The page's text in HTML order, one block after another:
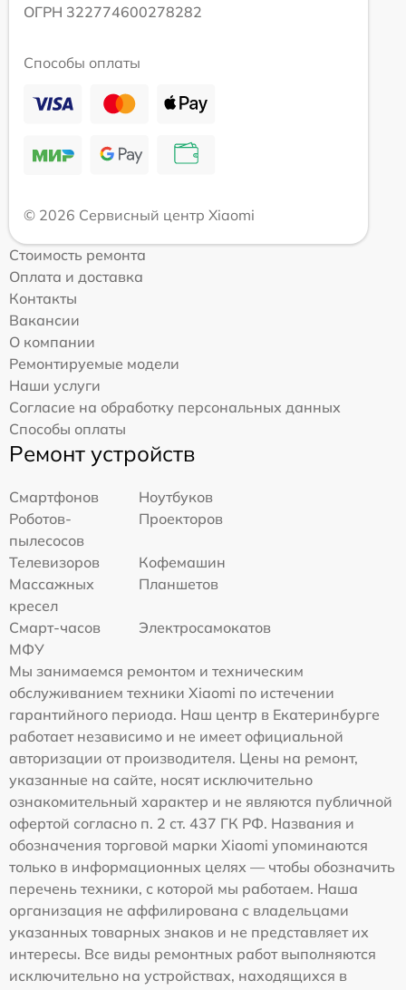
ОГРН 322774600278282
Способы оплаты
© 2026 Сервисный центр Xiaomi
Стоимость ремонта
Оплата и доставка
Контакты
Вакансии
О компании
Ремонтируемые модели
Наши услуги
Согласие на обработку персональных данных
Способы оплаты
Ремонт устройств
Смартфонов
Ноутбуков
Роботов-
пылесосов
Проекторов
Телевизоров
Кофемашин
Массажных
кресел
Планшетов
Смарт-часов
Электросамокатов
МФУ
Мы занимаемся ремонтом и техническим
обслуживанием техники Xiaomi по истечении
гарантийного периода. Наш центр в Екатеринбурге
работает независимо и не имеет официальной
авторизации от производителя. Цены на ремонт,
указанные на сайте, носят исключительно
ознакомительный характер и не являются публичной
офертой согласно п. 2 ст. 437 ГК РФ. Названия и
обозначения торговой марки Xiaomi упоминаются
только в информационных целях — чтобы обозначить
перечень техники, с которой мы работаем. Наша
организация не аффилирована с владельцами
указанных товарных знаков и не представляет их
интересы. Все виды ремонтных работ выполняются
исключительно на устройствах, находящихся в